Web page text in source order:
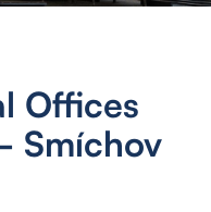
Offices
Smíchov